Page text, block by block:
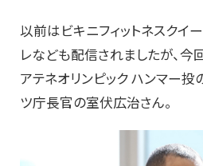
以前はビキニフィットネスクイ
レなども配信されましたが、
アテネオリンピック ハンマー投
ツ庁長官の室伏広治さん。